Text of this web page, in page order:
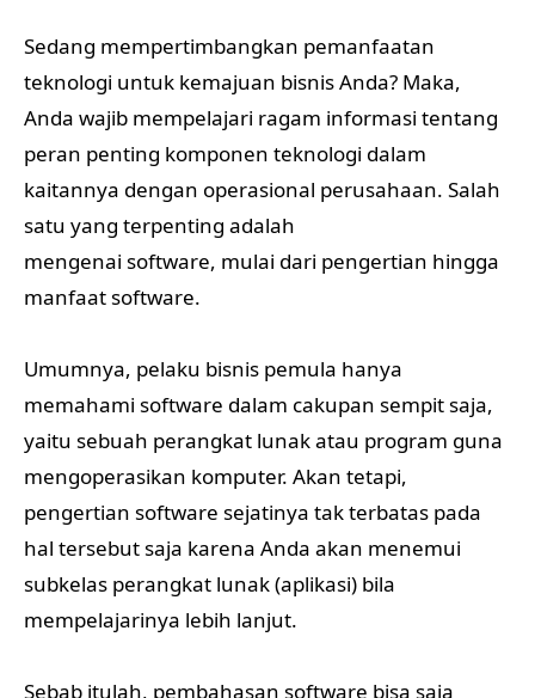
Sedang mempertimbangkan pemanfaatan
teknologi untuk kemajuan bisnis Anda? Maka,
Anda wajib mempelajari ragam informasi tentang
peran penting komponen teknologi dalam
kaitannya dengan operasional perusahaan. Salah
satu yang terpenting adalah
mengenai software, mulai dari pengertian hingga
manfaat software.
Umumnya, pelaku bisnis pemula hanya
memahami software dalam cakupan sempit saja,
yaitu sebuah perangkat lunak atau program guna
mengoperasikan komputer. Akan tetapi,
pengertian software sejatinya tak terbatas pada
hal tersebut saja karena Anda akan menemui
subkelas perangkat lunak (aplikasi) bila
mempelajarinya lebih lanjut.
Sebab itulah, pembahasan software bisa saja